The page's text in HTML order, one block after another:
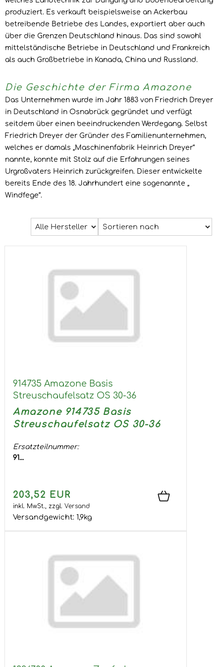
produziert. Es verkauft beispielsweise an Ackerbau
betreibende Betriebe des Landes, exportiert aber auch
über die Grenzen Deutschland hinaus. Das sind sowohl
mittelständische Betriebe in Deutschland und Frankreich
als auch Großbetriebe in Kanada, China und Russland.
Die Geschichte der Firma Amazone
Das Unternehmen wurde im Jahr 1883 von Friedrich Dreyer
in Deutschland in Osnabrück gegründet und verfügt
seitdem über einen beeindruckenden Werdegang. Selbst
Friedrich Dreyer der Gründer des Familienunternehmen,
welches er damals „Maschinenfabrik Heinrich Dreyer“
nannte, konnte mit Stolz auf die Erfahrungen seines
Urgroßvaters Heinrich zurückgreifen. Dieser entwickelte
bereits Ende des 18. Jahrhundert eine sogenannte „
Windfege“.
914735 Amazone Basis
Streuschaufelsatz OS 30-36
Amazone 914735 Basis
Streuschaufelsatz OS 30-36
Ersatzteilnummer:
91...
203,52 EUR
inkl. MwSt., zzgl. Versand
Versandgewicht: 1,9kg